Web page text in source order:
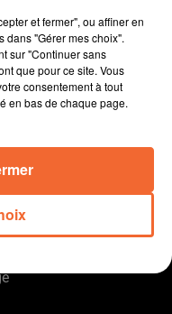
basket face à
entre Bressuire
Maxime Martin qui
on perdues
du BAC,
et fermer", ou affiner en
dans "Gérer mes choix".
sur "Continuer sans
que pour ce site. Vous
consentement à tout
en bas de chaque page.